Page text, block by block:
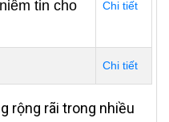
tin cho
Chi tiết
Chi tiết
rộng rãi trong nhiều